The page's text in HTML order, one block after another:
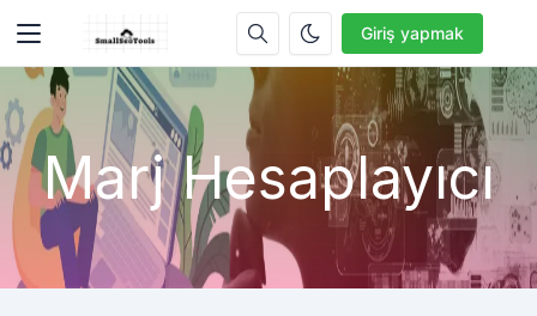
Giriş yapmak
Marj Hesaplayıcı